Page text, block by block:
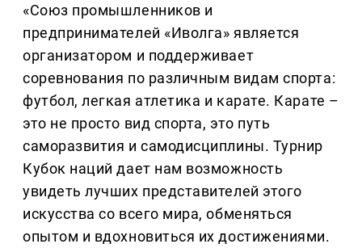
«Союз промышленников и
предпринимателей «Иволга» является
организатором и поддерживает
соревнования по различным видам спорта:
футбол, легкая атлетика и карате. Карате –
это не просто вид спорта, это путь
саморазвития и самодисциплины. Турнир
Кубок наций дает нам возможность
увидеть лучших представителей этого
искусства со всего мира, обменяться
опытом и вдохновиться их достижениями.